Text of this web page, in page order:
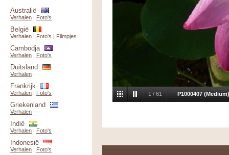
1 / 61 P1000407 (Medium)
Australië
Verhalen | Foto's
België
Verhalen | Foto's | Filmpjes
Cambodja
Verhalen | Foto's
Duitsland
Verhalen
Frankrijk
Verhalen | Foto's
Griekenland
Verhalen
Indië
Verhalen | Foto's
Indonesië
Verhalen | Foto's